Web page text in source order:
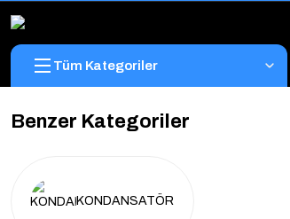
Tüm Kategoriler
Benzer Kategoriler
KONDANSATÖR